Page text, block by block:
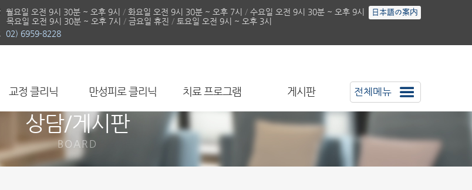
日本語の案内
월요일 오전 9시 30분 ~ 오후 9시 / 화요일 오전 9시 30분 ~ 오후 7시 / 수요일 오전 9시 30분 ~ 오후 9시
목요일 오전 9시 30분 ~ 오후 7시 /금요일 휴진 /토요일 오전 9시 ~ 오후 3시
02) 6959-8228
교정 클리닉 만성피로 클리닉 치료 프로그램 게시판 전체메뉴
상담/게시판
BOARD